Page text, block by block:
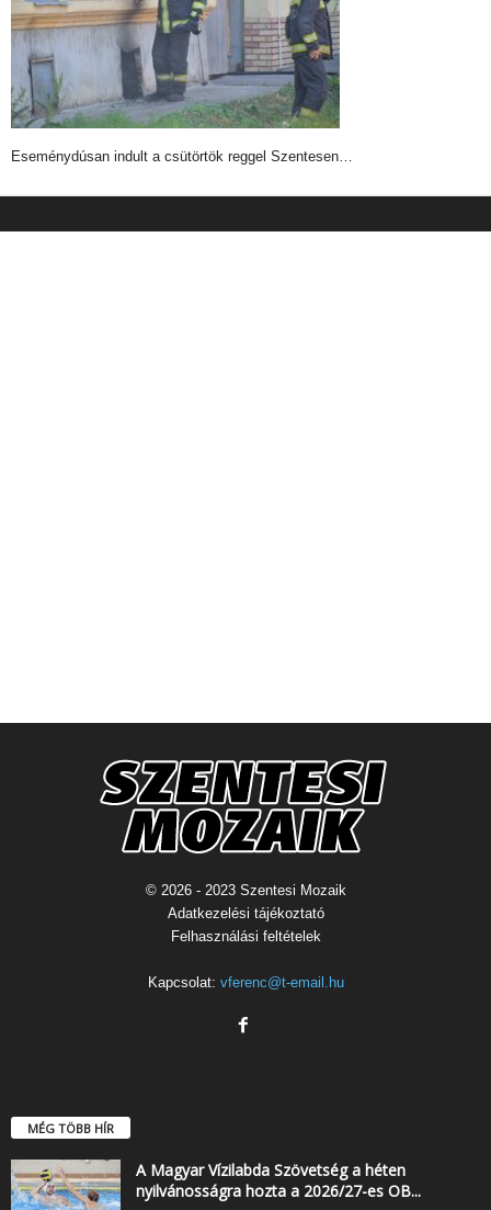
Eseménydúsan indult a csütörtök reggel Szentesen…
© 2026 - 2023 Szentesi Mozaik
Adatkezelési tájékoztató
Felhasználási feltételek
Kapcsolat: vferenc@t-email.hu
MÉG TÖBB HÍR
A Magyar Vízilabda Szövetség a héten
nyilvánosságra hozta a 2026/27-es OB...